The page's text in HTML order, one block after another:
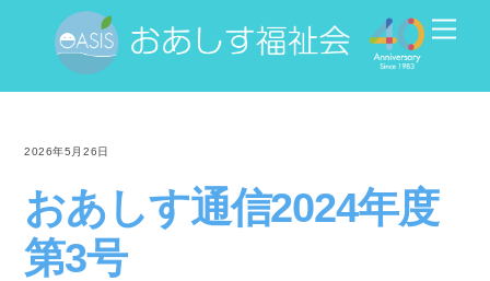
2026年5月26日
おあしす通信2024年度
第3号